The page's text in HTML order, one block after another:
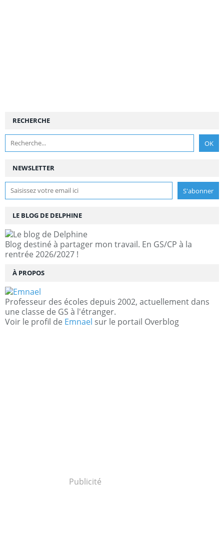
NEWSLETTER
RECHERCHE
LE BLOG DE DELPHINE
Blog destiné à partager mon travail. En GS/CP à la
rentrée 2026/2027 !
À PROPOS
Professeur des écoles depuis 2002, actuellement dans
une classe de GS à l'étranger.
Voir le profil de Emnael sur le portail Overblog
Publicité